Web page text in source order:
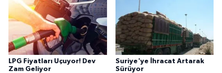
LPG Fiyatları Uçuyor! Dev
Zam Geliyor
Suriye'ye İhracat Artarak
Sürüyor